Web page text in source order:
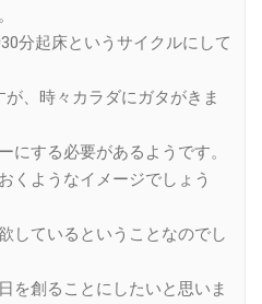
分起床というサイクルにして
、時々カラダにガタがきま
にする必要があるようです。
くようなイメージでしょう
しているということなのでし
を創ることにしたいと思いま